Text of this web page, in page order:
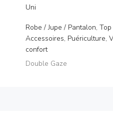
Uni
Robe / Jupe / Pantalon,
Accessoires, Puériculture,
confort
Double Gaze